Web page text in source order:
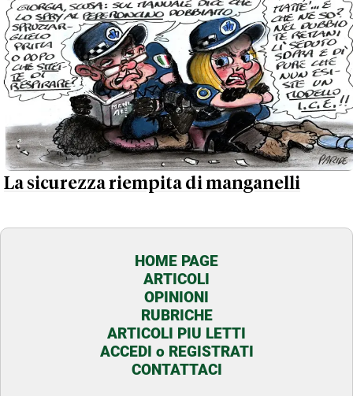
La sicurezza riempita di manganelli
HOME PAGE
ARTICOLI
OPINIONI
RUBRICHE
ARTICOLI PIU LETTI
ACCEDI o REGISTRATI
CONTATTACI